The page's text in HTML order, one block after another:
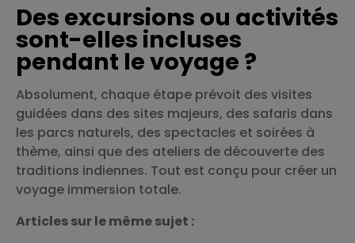
Des excursions ou activités
sont-elles incluses
pendant le voyage ?
Absolument, chaque étape prévoit des visites
guidées dans des sites majeurs, des safaris dans
les parcs naturels, des spectacles et soirées à
thème, ainsi que des ateliers de découverte des
traditions indiennes. Tout est conçu pour créer un
voyage immersion totale.
Articles sur le même sujet :